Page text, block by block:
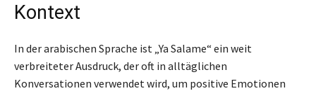
Kontext
In der arabischen Sprache ist „Ya Salame“ ein weit
verbreiteter Ausdruck, der oft in alltäglichen
Konversationen verwendet wird, um positive Emotionen